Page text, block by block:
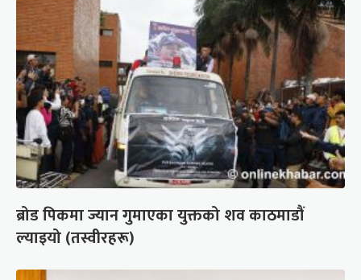
ब्रोड पिकमा ज्यान गुमाएका युक्तको शव काठमाडौं
ल्याइयो (तस्वीरहरू)